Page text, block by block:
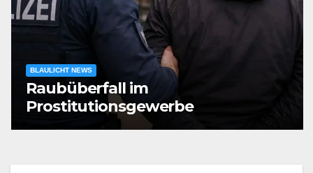
BLAULICHT NEWS
Raubüberfall im
Prostitutionsgewerbe